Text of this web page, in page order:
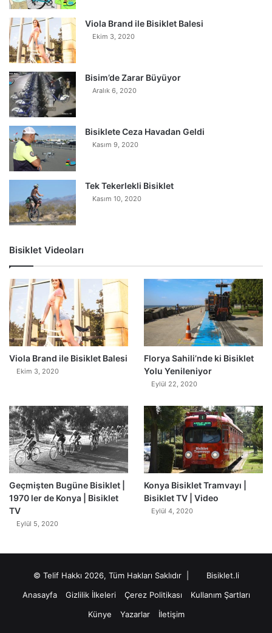
Viola Brand ile Bisiklet Balesi
Ekim 3, 2020
Bisim’de Zarar Büyüyor
Aralık 6, 2020
Bisiklete Ceza Havadan Geldi
Kasım 9, 2020
Tek Tekerlekli Bisiklet
Kasım 10, 2020
Bisiklet Videoları
Viola Brand ile Bisiklet Balesi
Ekim 3, 2020
0
Florya Sahili’nde ki Bisiklet
Yolu Yenileniyor
Eylül 22, 2020
Geçmişten Bugüne Bisiklet |
1970 ler de Konya | Bisiklet
TV
Eylül 5, 2020
Konya Bisiklet Tramvayı |
Bisiklet TV | Video
Eylül 4, 2020
© Telif Hakkı 2026, Tüm Hakları Saklıdır |
Bisiklet.li
Anasayfa
Gizlilik İlkeleri Çerez Politikası
Kullanım Şartları
Künye
Yazarlar İletişim